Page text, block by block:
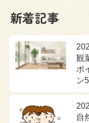
新着記事
観
ポ
ン
自